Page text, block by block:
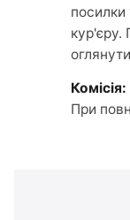
посилки
Комісія:
При